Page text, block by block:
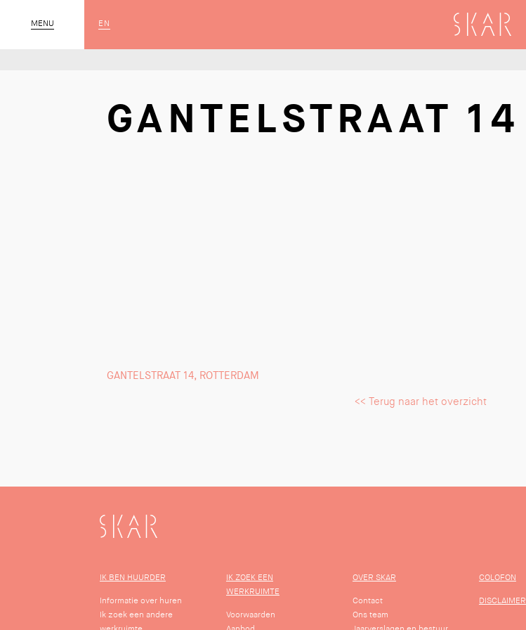
MENU
SLUIT EN SKAR
GANTELSTRAAT 14
GANTELSTRAAT 14, ROTTERDAM
<< Terug naar het overzicht
SKAR
IK BEN HUURDER
Informatie over huren
Ik zoek een andere
IK ZOEK EEN
WERKRUIMTE
Voorwaarden
OVER SKAR
Contact
Ons team
COLOFON
DISCLAIMER